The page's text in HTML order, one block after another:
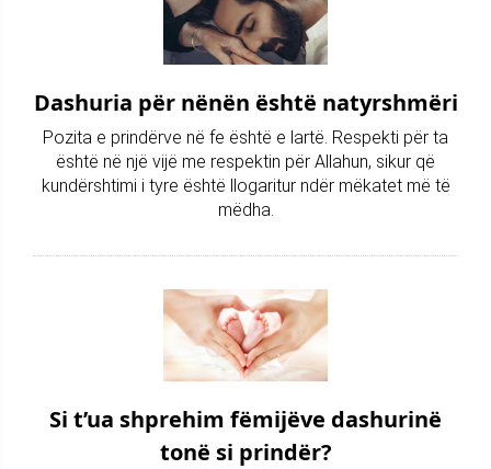
Dashuria për nënën është natyrshmëri
Pozita e prindërve në fe është e lartë. Respekti për ta
është në një vijë me respektin për Allahun, sikur që
kundërshtimi i tyre është llogaritur ndër mëkatet më të
mëdha.
Si t’ua shprehim fëmijëve dashurinë
tonë si prindër?